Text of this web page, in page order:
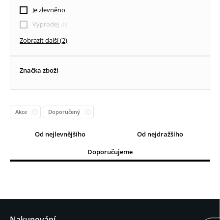
Textilní roletky DEN / NOC
Vertikální žaluzie
Dřevěné žaluzie
Je zlevněno
Výprodej
Zobrazit další (2)
Značka zboží
Akce Doporučený
Doporučujeme
Od nejlevnějšího Od nejdražšího